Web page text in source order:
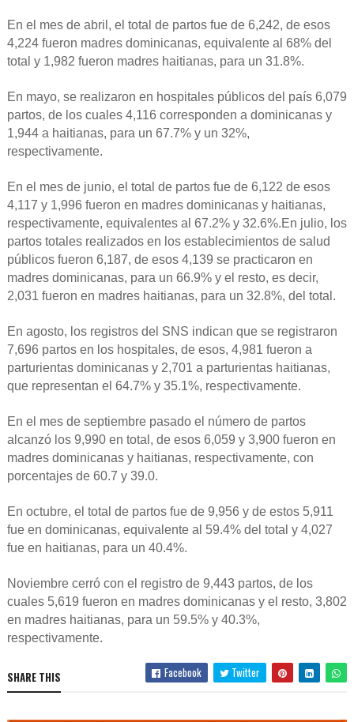
En el mes de abril, el total de partos fue de 6,242, de esos
4,224 fueron madres dominicanas, equivalente al 68% del
total y 1,982 fueron madres haitianas, para un 31.8%.
En mayo, se realizaron en hospitales públicos del país 6,079
partos, de los cuales 4,116 corresponden a dominicanas y
1,944 a haitianas, para un 67.7% y un 32%,
respectivamente.
En el mes de junio, el total de partos fue de 6,122 de esos
4,117 y 1,996 fueron en madres dominicanas y haitianas,
respectivamente, equivalentes al 67.2% y 32.6%.En julio, los
partos totales realizados en los establecimientos de salud
públicos fueron 6,187, de esos 4,139 se practicaron en
madres dominicanas, para un 66.9% y el resto, es decir,
2,031 fueron en madres haitianas, para un 32.8%, del total.
En agosto, los registros del SNS indican que se registraron
7,696 partos en los hospitales, de esos, 4,981 fueron a
parturientas dominicanas y 2,701 a parturientas haitianas,
que representan el 64.7% y 35.1%, respectivamente.
En el mes de septiembre pasado el número de partos
alcanzó los 9,990 en total, de esos 6,059 y 3,900 fueron en
madres dominicanas y haitianas, respectivamente, con
porcentajes de 60.7 y 39.0.
En octubre, el total de partos fue de 9,956 y de estos 5,911
fue en dominicanas, equivalente al 59.4% del total y 4,027
fue en haitianas, para un 40.4%.
Noviembre cerró con el registro de 9,443 partos, de los
cuales 5,619 fueron en madres dominicanas y el resto, 3,802
en madres haitianas, para un 59.5% y 40.3%,
respectivamente.
SHARE THIS Facebook Twitter